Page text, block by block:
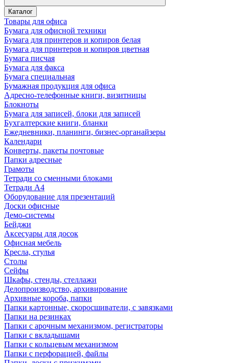
Каталог
Товары для офиса
Бумага для офисной техники
Бумага для принтеров и копиров белая
Бумага для принтеров и копиров цветная
Бумага писчая
Бумага для факса
Бумага специальная
Бумажная продукция для офиса
Адресно-телефонные книги, визитницы
Блокноты
Бумага для записей, блоки для записей
Бухгалтерские книги, бланки
Ежедневники, планинги, бизнес-органайзеры
Календари
Конверты, пакеты почтовые
Папки адресные
Грамоты
Тетради со сменными блоками
Тетради А4
Оборудование для презентаций
Доски офисные
Демо-системы
Бейджи
Аксесуары для досок
Офисная мебель
Кресла, стулья
Столы
Сейфы
Шкафы, стенды, стеллажи
Делопроизводство, архивирование
Архивные короба, папки
Папки картонные, скоросшиватели, с завязками
Папки на резинках
Папки с арочным механизмом, регистраторы
Папки с вкладышами
Папки с кольцевым механизмом
Папки с перфорацией, файлы